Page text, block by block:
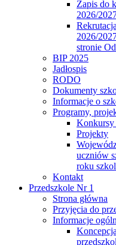
Zapis do
2026/
2026/
stronie
BIP 2025
Jadłospis
RODO
Dokumenty
Informacje o
Programy,
Konkursy
Projekty
uczniów
roku
Kontakt
Przedszkole Nr 1
Strona główna
Przyjęcia do
Informacje